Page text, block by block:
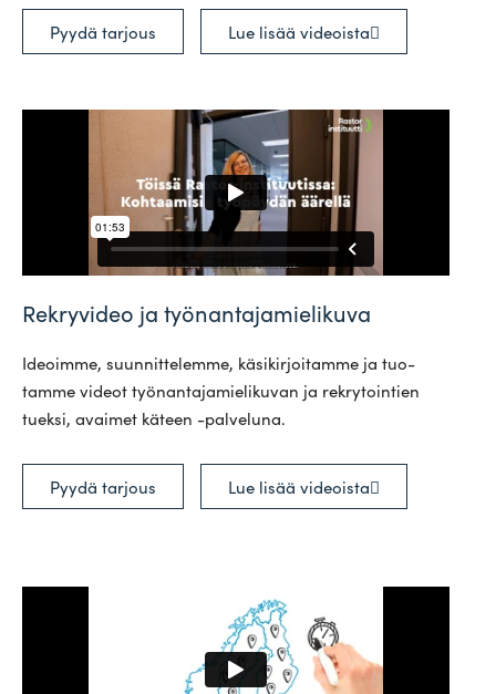
Pyydä tarjous Lue lisää videoista
Rekryvideo ja työnantajamielikuva
Ideoimme, suun­nit­te­lemme, käsi­kir­joi­tamme ja tuo­
tamme videot työ­nan­ta­ja­mie­li­kuvan ja rek­ry­tointien
tueksi, avaimet käteen -palveluna.
Pyydä tarjous Lue lisää videoista